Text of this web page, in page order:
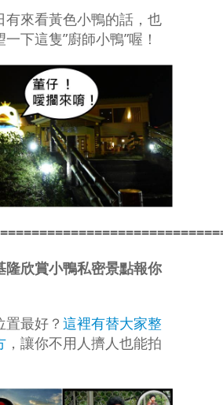
有來看黃色小鴨的話，也
下這隻”廚師小鴨”喔！
隆欣賞小鴨私密景點報你
最好？ 這裡有替大家整
，讓你不用人擠人也能拍